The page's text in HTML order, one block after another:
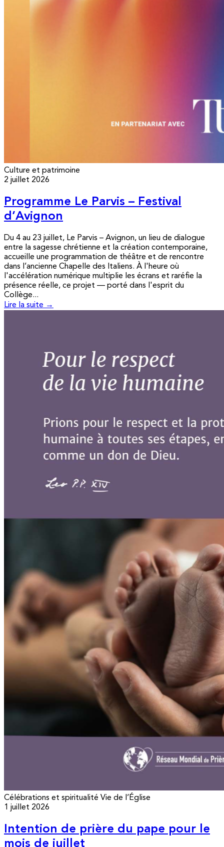
Culture et patrimoine
2 juillet 2026
Programme Le Parvis – Festival
d’Avignon
Du 4 au 23 juillet, Le Parvis – Avignon, un lieu de dialogue
entre la sagesse chrétienne et la création contemporaine,
accueille une programmation de théâtre et de rencontre
dans l’ancienne Chapelle des Italiens. À l'heure où
l'accélération numérique multiplie les écrans et raréfie la
présence réelle, ce projet — porté dans l'esprit du
Collège...
Lire la suite →
Célébrations et spiritualité Vie de l’Église
1 juillet 2026
Intention de prière du pape pour le
mois de juillet